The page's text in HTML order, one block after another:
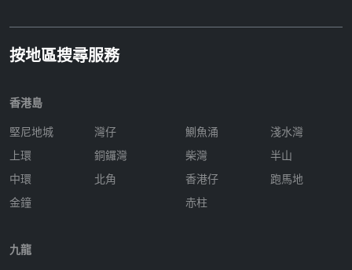
按地區搜尋服務
香港島
堅尼地城
上環
中環
金鐘
灣仔
銅鑼灣
北角
鰂魚涌
柴灣
香港仔
赤柱
淺水灣
半山
跑馬地
九龍